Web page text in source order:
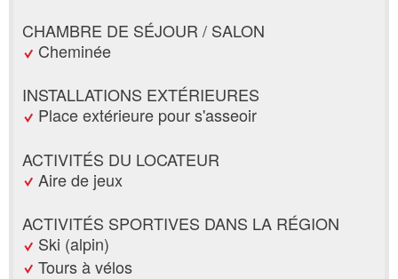
CHAMBRE DE SÉJOUR / SALON
Cheminée
INSTALLATIONS EXTÉRIEURES
Place extérieure pour s'asseoir
ACTIVITÉS DU LOCATEUR
Aire de jeux
ACTIVITÉS SPORTIVES DANS LA RÉGION
Ski (alpin)
Tours à vélos